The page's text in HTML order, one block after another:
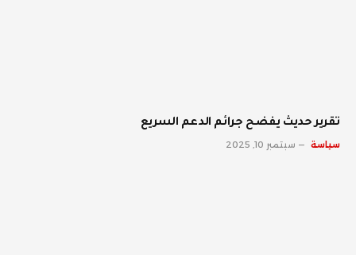
تقرير حديث يفضح جرائم الدعم السريع
سياسة سبتمبر 10, 2025